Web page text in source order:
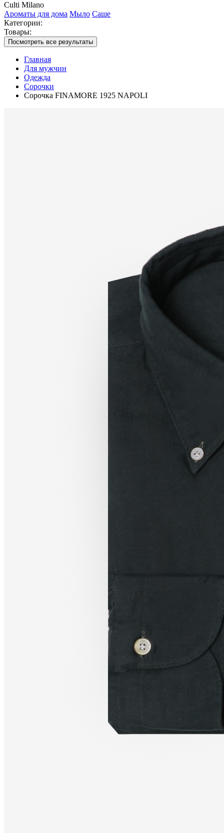
Culti Milano
Ароматы для дома Мыло Саше
Категории:
Товары:
Посмотреть все результаты
Главная
Для мужчин
Одежда
Сорочки
Сорочка FINAMORE 1925 NAPOLI